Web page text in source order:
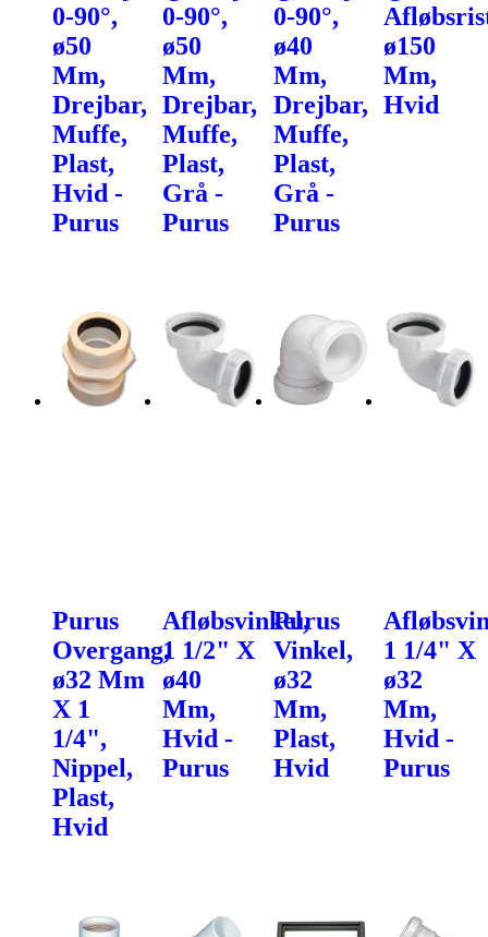
0-90°,
ø50
Mm,
Drejbar,
Muffe,
Plast,
Hvid -
Purus
0-90°,
ø50
Mm,
Drejbar,
Muffe,
Plast,
Grå -
Purus
0-90°,
ø40
Mm,
Drejbar,
Muffe,
Plast,
Grå -
Purus
ø150
Mm,
Hvid
Purus
Overgang,
ø32 Mm
X 1
1/4",
Nippel,
Plast,
Hvid
Afløbsvinkel,
1 1/2" X
ø40
Mm,
Hvid -
Purus
Purus
Vinkel,
ø32
Mm,
Plast,
Hvid
1 1/4" X
ø32
Mm,
Hvid -
Purus